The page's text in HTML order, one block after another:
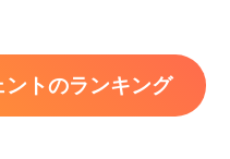
トのランキング